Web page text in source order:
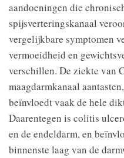
aandoeningen die
spijsverteringskanaal
vergelijkbare symptomen
vermoeidheid en
verschillen. De ziekte van
maagdarmkanaal
beïnvloedt vaak de hele
Daarentegen is colitis
en de endeldarm, en
binnenste laag van de